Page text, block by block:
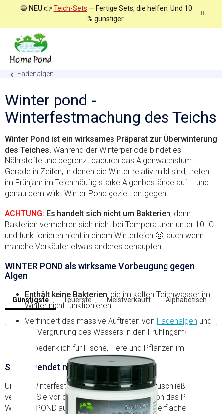
🔵 NEU👉Teich-Sets — Fertige Sets, die helfen. Und 10
% günstiger.
Fadenalgen
Winter pond -
Winterfestmachung des Teichs
Winter Pond ist ein wirksames Präparat zur Überwinterung
des Teiches. Während der Winterperiode bindet es
Nährstoffe und begrenzt dadurch das Algenwachstum.
Gerade in Zeiten, in denen die Winter relativ mild sind, treten
im Frühjahr im Teich häufig starke Algenbestände auf – und
genau dem wirkt Winter Pond gezielt entgegen.
ACHTUNG: Es handelt sich nicht um Bakterien, denn
Bakterien vermehren sich nicht bei Temperaturen unter 10 °C
und funktionieren nicht in einem Winterteich 🙂, auch wenn
manche Verkäufer etwas anderes behaupten.
WINTER POND als wirksame Vorbeugung gegen
Algen
Enthält keine Bakterien, die im kalten Teichwasser im
Winter nicht funktionieren
Verhindert das massive Auftreten von Fadenalgen und
die Vergrünung des Wassers in den Frühlingsmonaten
Unbedenklich für Fische, Tiere und Pflanzen im Teich
So verwendet man Winter Pond?
Um die Winterfestmachung des Teiches abzuschließen,
verteilen Sie vor dem Abschalten der Filtration das Produkt
WINTER POND auf der gesamten Wasseroberfläche.
o
s
r
t
i
Günstigste Teuerste Meistverkauft Alphabetisch
i
t
e
r
P
r
o